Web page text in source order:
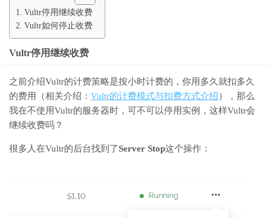
Vultr停用继续收费
Vultr如何停止收费
Vultr停用继续收费
之前介绍Vultr的计费策略是按小时计费的，你用多久就扣多久
的费用（相关介绍： Vultr的计费模式与扣费方式介绍），那么
我在不使用Vultr的服务器时，可不可以停用实例，这样Vultr会
继续收费吗？
很多人在Vultr的后台找到了Server Stop这个操作：